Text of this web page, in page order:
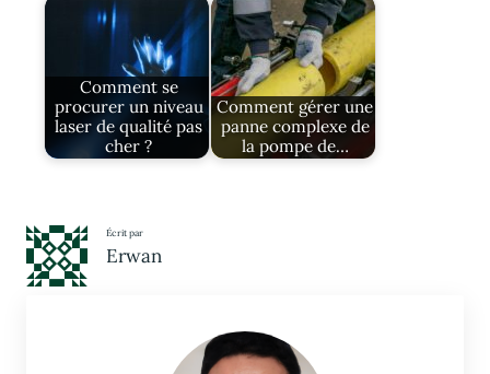
Comment se
procurer un niveau
laser de qualité pas
cher ?
Comment gérer une
panne complexe de
la pompe de…
Écrit par
Erwan